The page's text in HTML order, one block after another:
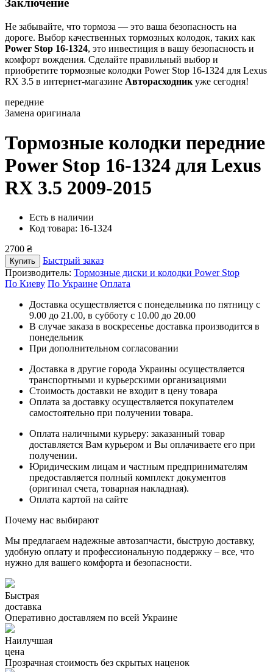
Заключение
Не забывайте, что тормоза — это ваша безопасность на
дороге. Выбор качественных тормозных колодок, таких как
Power Stop 16-1324, это инвестиция в вашу безопасность и
комфорт вождения. Сделайте правильный выбор и
приобретите тормозные колодки Power Stop 16-1324 для Lexus
RX 3.5 в интернет-магазине Авторасходник уже сегодня!
передние
Замена оригинала
Тормозные колодки передние
Power Stop 16-1324 для Lexus
RX 3.5 2009-2015
Есть в наличии
Код товара: 16-1324
2700 ₴
Купить
Быстрый заказ
Производитель: Тормозные диски и колодки Power Stop
По Киеву По Украине Оплата
Доставка осуществляется с понедельника по пятницу с
9.00 до 21.00, в субботу с 10.00 до 20.00
В случае заказа в воскресенье доставка производится в
понедельник
При дополнительном согласовании
Доставка в другие города Украины осуществляется
транспортными и курьерскими организациями
Стоимость доставки не входит в цену товара
Оплата за доставку осуществляется покупателем
самостоятельно при получении товара.
Оплата наличными курьеру: заказанный товар
доставляется Вам курьером и Вы оплачиваете его при
получении.
Юридическим лицам и частным предпринимателям
предоставляется полный комплект документов
(оригинал счета, товарная накладная).
Оплата картой на сайте
Почему нас выбирают
Мы предлагаем надежные автозапчасти, быструю доставку,
удобную оплату и профессиональную поддержку – все, что
нужно для вашего комфорта и безопасности.
Быстрая
доставка
Оперативно доставляем по всей Украине
Наилучшая
цена
Прозрачная стоимость без скрытых наценок